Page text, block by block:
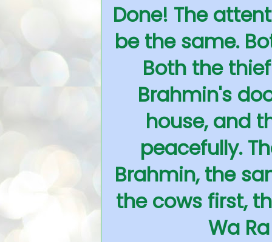
Done! The
be the same.
Both the
Brahmin's
house, and
peacefully.
Brahmin, the
the cows first,
Wa